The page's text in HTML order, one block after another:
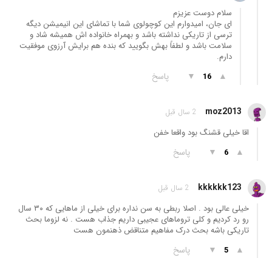
سلام دوست عزیزم
ای جان، امیدوارم این کوچولوی شما با تماشای این انیمیشن دیگه
ترسی از تاریکی نداشته باشد و بهمراه خانواده اش همیشه شاد و
سلامت باشد و لطفاً بهش بگویید که بنده هم برایش آرزوی موفقیت
دارم.
▲
16
▼ پاسخ
moz2013 2 سال قبل
اقا خیلی قشنگ بود واقعا خفن
▲
6
▼ پاسخ
kkkkkk123 2 سال قبل
خیلی عالی بود . اصلا ربطی به سن نداره برای خیلی از ماهایی که ۳۰ سال
رو رد کردیم و کلی تروماهای عجیبی داریم جذاب هست . نه لزوما بحث
تاریکی باشه بحث درک مفاهیم متناقض ذهنمون هست
▲
5
▼ پاسخ